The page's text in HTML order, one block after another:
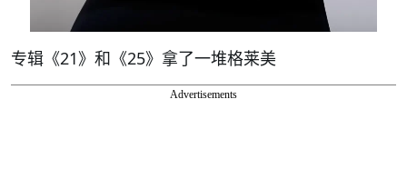
专辑《21》和《25》拿了一堆格莱美
Advertisements